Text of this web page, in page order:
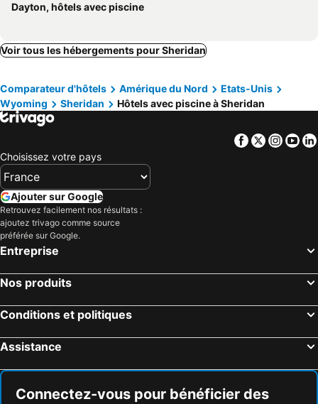
Dayton, hôtels avec piscine
Voir tous les hébergements pour Sheridan
Comparateur d'hôtels Amérique du Nord
Etats-Unis
Wyoming
Sheridan Hôtels avec piscine à Sheridan
Facebook
Twitter
Choisissez votre pays
Ajouter sur Google
Retrouvez facilement nos résultats :
ajoutez trivago comme source
préférée sur Google.
Entreprise
Nos produits
Conditions et politiques
Assistance
Connectez-vous pour bénéficier des